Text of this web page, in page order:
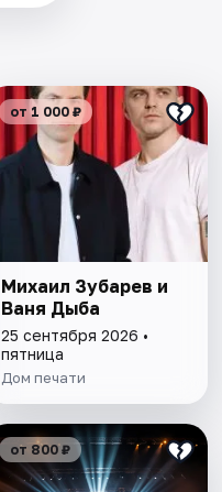
от 1 000 ₽
Михаил Зубарев и
Ваня Дыба
25 сентября 2026 •
пятница
Дом печати
от 800 ₽